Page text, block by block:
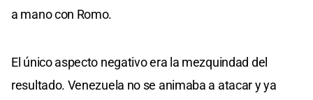
a mano con Romo.
El único aspecto negativo era la mezquindad del
resultado. Venezuela no se animaba a atacar y ya